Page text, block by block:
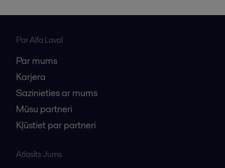
Par Alfa Laval
Par mums
Karjera
Sazinieties ar mums
Mūsu partneri
Kļūstiet par partneri
Atlasīts Jums